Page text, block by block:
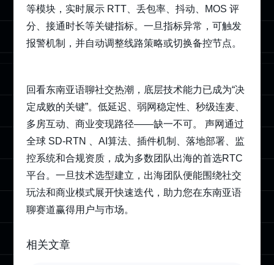
等模块， 实时展示 RTT、丢包率、抖动、MOS 评
分、接通时长等关键指标。一旦指标异常，可触发
报警机制，并自动调整线路策略或切换备控节点。
回看东南亚语聊社交热潮，底层技术能力已成为“决
定成败的关键”。低延迟、弱网稳定性、秒级连麦、
多房互动、商业变现路径——缺一不可。 声网通过
全球 SD‑RTN 、AI算法、插件机制、落地部署、监
控系统和合规资质，成为多数团队出海的首选RTC
平台。一旦技术选型建立，出海团队便能围绕社交
玩法和商业模式展开快速迭代，助力您在东南亚语
聊赛道赢得用户与市场。
相关文章